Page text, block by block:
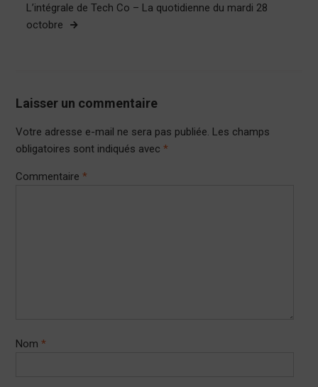
L’intégrale de Tech Co – La quotidienne du mardi 28
octobre
Laisser un commentaire
Votre adresse e-mail ne sera pas publiée. Les champs
obligatoires sont indiqués avec *
Commentaire *
Nom *